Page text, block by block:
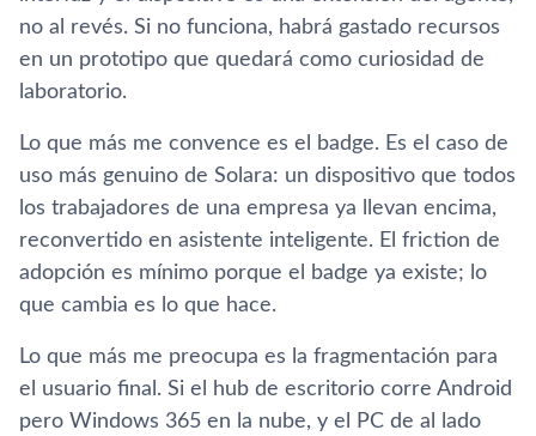
no al revés. Si no funciona, habrá gastado recursos
en un prototipo que quedará como curiosidad de
laboratorio.
Lo que más me convence es el badge. Es el caso de
uso más genuino de Solara: un dispositivo que todos
los trabajadores de una empresa ya llevan encima,
reconvertido en asistente inteligente. El friction de
adopción es mínimo porque el badge ya existe; lo
que cambia es lo que hace.
Lo que más me preocupa es la fragmentación para
el usuario final. Si el hub de escritorio corre Android
pero Windows 365 en la nube, y el PC de al lado